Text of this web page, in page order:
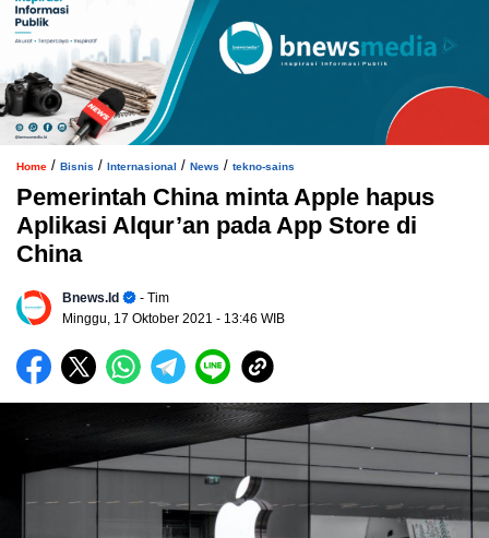
Home / Bisnis / Internasional / News / tekno-sains
Pemerintah China minta Apple hapus
Aplikasi Alqur’an pada App Store di
China
Bnews.id
- Tim
Minggu, 17 Oktober 2021 - 13:46 WIB